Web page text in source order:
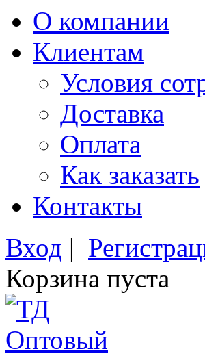
О компании
Клиентам
Условия
Доставка
Оплата
Как заказать
Контакты
Вход |
Корзина пуста